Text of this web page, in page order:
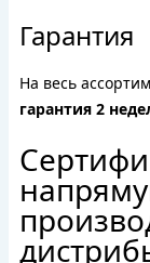
Гарантия
На весь
гарантия 2